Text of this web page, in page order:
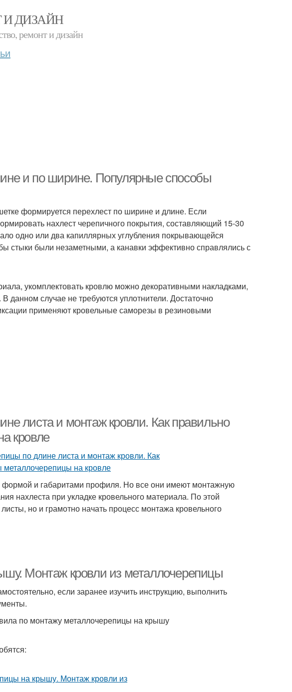
И ДИЗАЙН
ремонт и дизайн
и по ширине. Популярные способы
формируется перехлест по ширине и длине. Если
нахлест черепичного покрытия, составляющий 15-30
одно или два капиллярных углубления покрывающейся
стыки были незаметными, а канавки эффективно справлялись с
укомплектовать кровлю можно декоративными накладками,
случае не требуются уплотнители. Достаточно
применяют кровельные саморезы в резиновыми
листа и монтаж кровли. Как правильно
кровле
и габаритами профиля. Но все они имеют монтажную
нахлеста при укладке кровельного материала. По этой
но и грамотно начать процесс монтажа кровельного
Монтаж кровли из металлочерепицы
если заранее изучить инструкцию, выполнить
по монтажу металлочерепицы на крышу